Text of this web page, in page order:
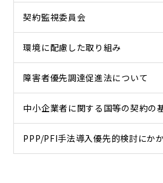
契約監視委員会
環境に配慮した取り組み
障害者優先調達促進法について
中小企業者に関する国等の契約の
PPP/PFI手法導入優先的検討にか